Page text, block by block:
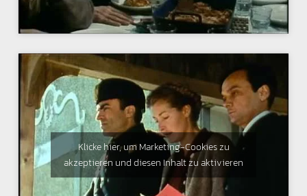
Klicke hier, um Marketing-Cookies zu
akzeptieren und diesen Inhalt zu aktivieren